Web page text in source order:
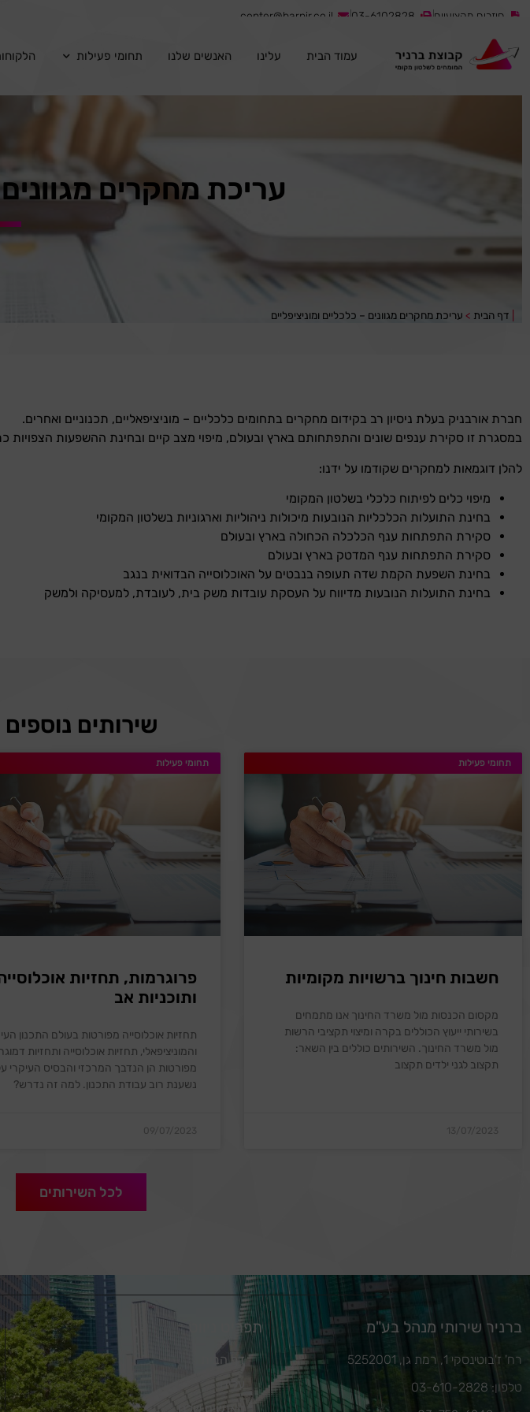
חוזרים מקצועיים 03-6102828
center@barnir.co.il
עמוד הבית עלינו האנשים שלנו תחומי פעילות
עריכת מחקרים מגוונים
דף הבית > עריכת מחקרים מגוונים – כלכליים ומוניציפליים
חברת אורבניק בעלת ניסיון רב בקידום מחקרים בתחומים כלכליים – מוניציפאליים, תכנוניים ואחרים.
במסגרת זו סקירת ענפים שונים והתפתחותם בארץ ובעולם, מיפוי מצב קיים ובחינת ההשפעות הצפויות
להלן דוגמאות למחקרים שקודמו על ידנו:
מיפוי כלים לפיתוח כלכלי בשלטון המקומי
בחינת התועלות הכלכליות הנובעות מיכולות ניהוליות וארגוניות בשלטון המקומי
סקירת התפתחות ענף הכלכלה הכחולה בארץ ובעולם
סקירת התפתחות ענף המדטק בארץ ובעולם
בחינת השפעת הקמת שדה תעופה בנבטים על האוכלוסייה הבדואית בנגב
בחינת התועלות הנובעות מדיווח על העסקת עובדות משק בית, לעובדת, למעסיקה ולמשק
שירותים נוספים
תחומי פעילות
חשבות חינוך ברשויות מקומיות
מקסום הכנסות מול משרד החינוך אנו מתמחים
בשירותי ייעוץ הכוללים בקרה ומיצוי תקציבי הרשות
מול משרד החינוך. השירותים כוללים בין השאר:
תקצוב לגני ילדים תקצוב
13/07/2023
תחומי פעילות
פרוגרמות, תחזיות
ותוכניות אב
תחזיות אוכלוסייה מפורטות בעולם התכנון
והמוניציפאלי, תחזיות אוכלוסייה ותחזיות
מפורטות הן הנדבך המרכזי והבסיס העיקרי
נשענת רוב עבודת התכנון. למה זה נדרש?
09/07/2023
לכל השירותים
ברניר שירותי מנהל בע"מ
רח' ז'בוטינסקי 1, רמת גן, 5252001
טלפון: 03-610-2828
תפריט ניווט
דף הבית
עלינו
האנשים שלנו